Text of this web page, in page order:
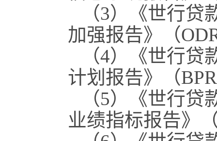
（3）《世行
加强报告》（
（4）《世行
计划报告》（
（5）《世行
业绩指标报告》